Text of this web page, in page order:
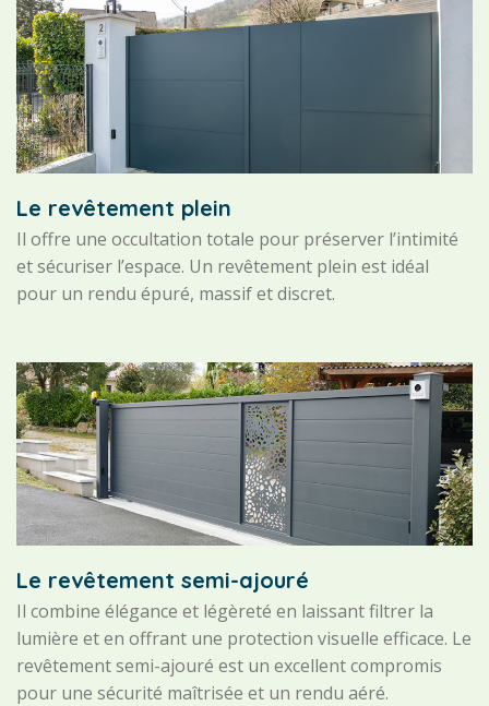
Le revêtement plein
Il offre une occultation totale pour préserver l’intimité
et sécuriser l’espace. Un revêtement plein est idéal
pour un rendu épuré, massif et discret.
Le revêtement semi-ajouré
Il combine élégance et légèreté en laissant filtrer la
lumière et en offrant une protection visuelle efficace. Le
revêtement semi-ajouré est un excellent compromis
pour une sécurité maîtrisée et un rendu aéré.